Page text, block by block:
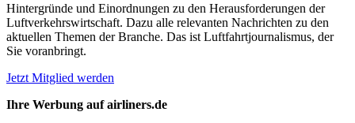
Hintergründe und Einordnungen zu den Herausforderungen der
Luftverkehrswirtschaft. Dazu alle relevanten Nachrichten zu den
aktuellen Themen der Branche. Das ist Luftfahrtjournalismus, der
Sie voranbringt.
Jetzt Mitglied werden
Ihre Werbung auf airliners.de